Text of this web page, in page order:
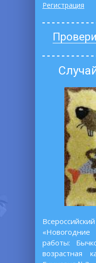
Регистрация
работы:
возрастная